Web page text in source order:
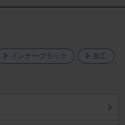
インナーブラック 加工